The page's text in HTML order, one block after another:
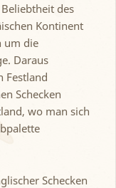
des
Kontinent
um die
Daraus
Festland
Schecken
wo man sich
Schecken